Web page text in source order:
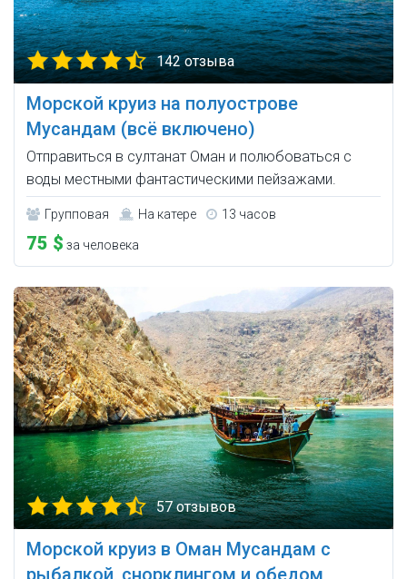
142 отзыва
Морской круиз на полуострове
Мусандам (всё включено)
Отправиться в султанат Оман и полюбоваться с
воды местными фантастическими пейзажами.
Групповая На катере 13 часов
75 $ за человека
57 отзывов
Морской круиз в Оман Мусандам с
рыбалкой, снорклингом и обедом